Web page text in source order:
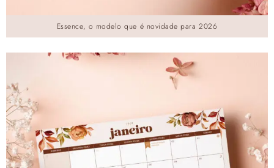
Essence, o modelo que é novidade para 2026